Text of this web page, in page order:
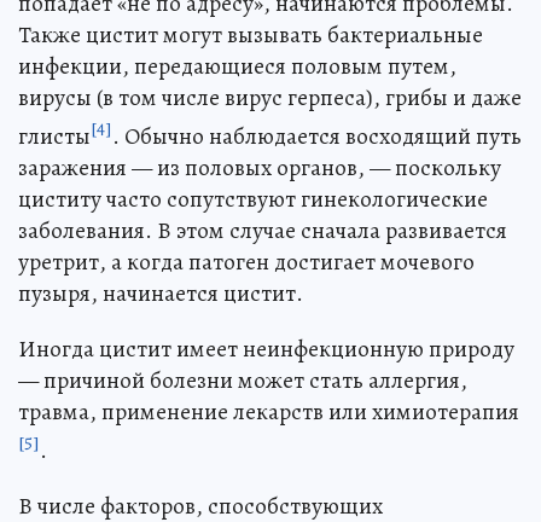
Также цистит могут вызывать бактериальные
инфекции, передающиеся половым путем,
вирусы (в том числе вирус герпеса), грибы и даже
глисты[4]. Обычно наблюдается восходящий путь
заражения — из половых органов, — поскольку
циститу часто сопутствуют гинекологические
заболевания. В этом случае сначала развивается
уретрит, а когда патоген достигает мочевого
пузыря, начинается цистит.
Иногда цистит имеет неинфекционную природу
— причиной болезни может стать аллергия,
травма, применение лекарств или химиотерапия
[5].
В числе факторов, способствующих